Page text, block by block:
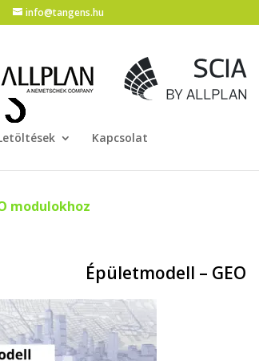
info@tangens.hu
Kapcsolat
modulokhoz
Épületmodell – GEO